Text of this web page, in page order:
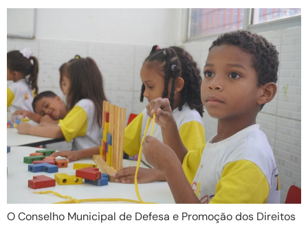
O Conselho Municipal de Defesa e Promoção dos Direitos